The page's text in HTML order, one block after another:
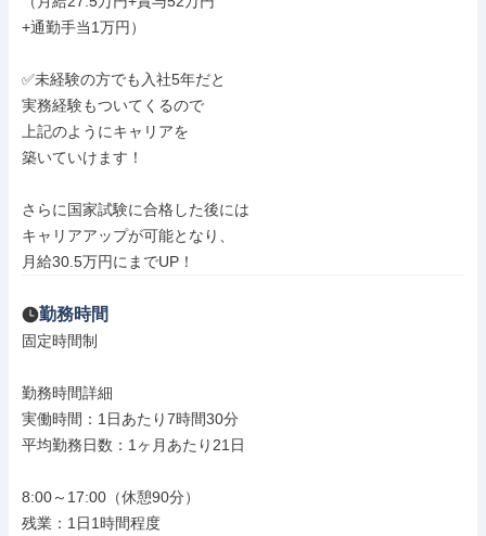
+通勤手当1万円）
✅未経験の方でも入社5年だと
実務経験もついてくるので
上記のようにキャリアを
築いていけます！
さらに国家試験に合格した後には
キャリアアップが可能となり、
月給30.5万円にまでUP！
勤務時間
固定時間制
勤務時間詳細
実働時間：1日あたり7時間30分
平均勤務日数：1ヶ月あたり21日
8:00～17:00（休憩90分）
残業：1日1時間程度